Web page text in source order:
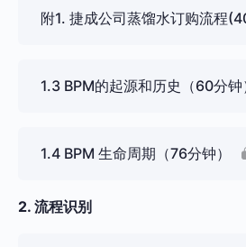
附1. 捷成公司蒸馏水订购流程
1.3 BPM的起源和历史（60分钟
1.4 BPM 生命周期（76分钟）
2. 流程识别